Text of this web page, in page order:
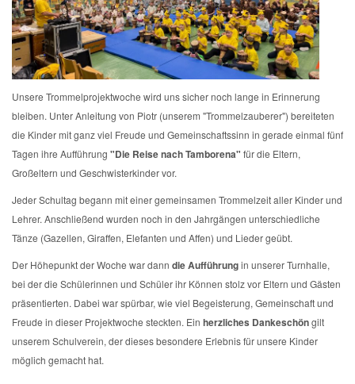
Unsere Trommelprojektwoche wird uns sicher noch lange in Erinnerung
bleiben. Unter Anleitung von Piotr (unserem "Trommelzauberer") bereiteten
die Kinder mit ganz viel Freude und Gemeinschaftssinn in gerade einmal fünf
Tagen ihre Aufführung "Die Reise nach Tamborena" für die Eltern,
Großeltern und Geschwisterkinder vor.
Jeder Schultag begann mit einer gemeinsamen Trommelzeit aller Kinder und
Lehrer. Anschließend wurden noch in den Jahrgängen unterschiedliche
Tänze (Gazellen, Giraffen, Elefanten und Affen) und Lieder geübt.
Der Höhepunkt der Woche war dann die Aufführungin unserer Turnhalle,
bei der die Schülerinnen und Schüler ihr Können stolz vor Eltern und Gästen
präsentierten. Dabei war spürbar, wie viel Begeisterung, Gemeinschaft und
Freude in dieser Projektwoche steckten. Ein herzliches Dankeschöngilt
unserem Schulverein, der dieses besondere Erlebnis für unsere Kinder
möglich gemacht hat.